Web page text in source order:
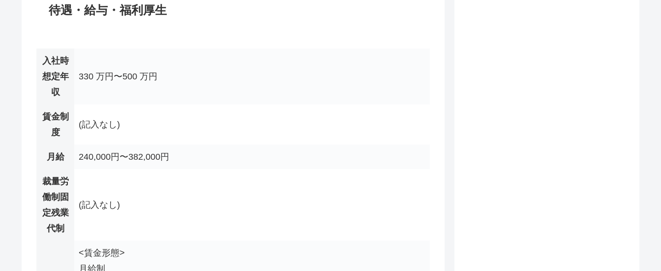
待遇・給与・福利厚生
入社時
想定年
収
330 万円〜500 万円
賃金制
度
(記入なし)
月給 240,000円〜382,000円
裁量労
働制固
定残業
代制
(記入なし)
<賃金形態>
月給制